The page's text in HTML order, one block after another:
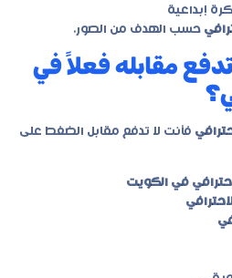
إبداعية
حسب الهدف من الصور.
مقابله فعلاً في
فأنت لا تدفع مقابل الضغط على
في الكويت